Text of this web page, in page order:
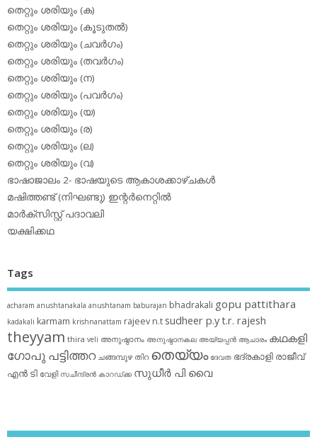
തെറ്റും ശരിയും (ക)
തെറ്റും ശരിയും (കൂടുതല്‍)
തെറ്റും ശരിയും (ചവര്‍ഗം)
തെറ്റും ശരിയും (തവര്‍ഗം)
തെറ്റും ശരിയും (ന)
തെറ്റും ശരിയും (പവര്‍ഗം)
തെറ്റും ശരിയും (യ)
തെറ്റും ശരിയും (ര)
തെറ്റും ശരിയും (ല)
തെറ്റും ശരിയും (വ)
ഭാഷാജാലം 2- ഭാഷയുടെ ആകാശക്കാഴ്ചകള്‍
മഷിത്തണ്ട് (നിഘണ്ടു) ഇന്റര്‍നെറ്റില്‍
മാര്‍ക്‌സിസ്റ്റ് പദാവലി
യക്ഷിക്കഥ
Tags
acharam anushtanakala anushtanam baburajan bhadrakali gopu pattithara
kadakali karmam krishnanattam rajeev n.t sudheer p.yt.r. rajesh
theyyam thira veli അനുഷ്ഠാനം അനുഷ്ഠാനകല അയ്യപ്പന്‍ ആചാരം കഥകളി
ഗോപു പട്ടിത്തറ ചങ്ങമ്പുഴ തിറ തെയ്യം ദേവത ഭദ്രകാളി രാജീവ്
എൻ ടി വേളി സചീന്ദ്രന്‍ കാറഡ്ക്ക സുധീര്‍ പി വൈ